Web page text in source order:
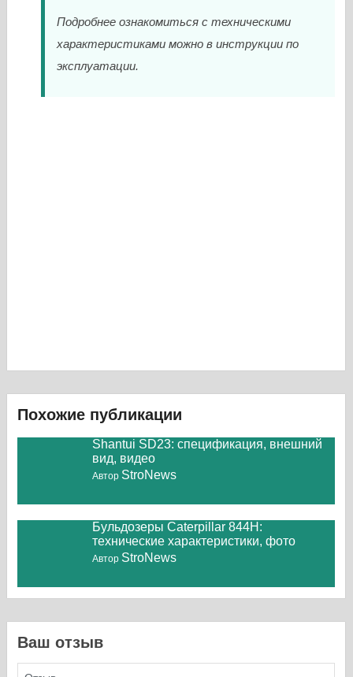
Подробнее ознакомиться с техническими
характеристиками можно в инструкции по
эксплуатации.
Похожие публикации
Shantui SD23: спецификация, внешний
вид, видео
Автор StroNews
Бульдозеры Caterpillar 844H:
технические характеристики, фото
Автор StroNews
Ваш отзыв